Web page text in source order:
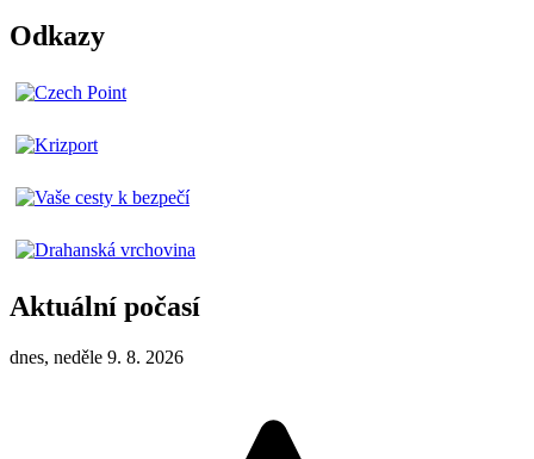
Odkazy
Aktuální počasí
dnes, neděle 9. 8. 2026